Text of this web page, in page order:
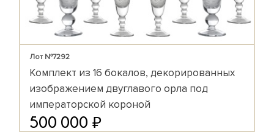
Лот №7292
Комплект из 16 бокалов, декорированных
изображением двуглавого орла под
императорской короной
500 000 ₽